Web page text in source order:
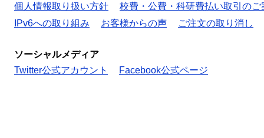
個人情報取り扱い方針
校費・公費・科研費払い取引のご
IPv6への取り組み
お客様からの声 ご注文の取り消し
ソーシャルメディア
Twitter公式アカウント
Facebook公式ページ